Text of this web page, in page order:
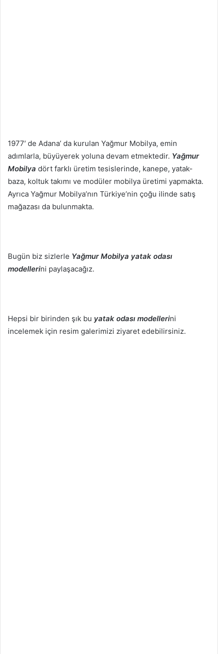
1977′ de Adana’ da kurulan Yağmur Mobilya, emin
adımlarla, büyüyerek yoluna devam etmektedir. Yağmur
Mobilya dört farklı üretim tesislerinde, kanepe, yatak-
baza, koltuk takımı ve modüler mobilya üretimi yapmakta.
Ayrıca Yağmur Mobilya’nın Türkiye’nin çoğu ilinde satış
mağazası da bulunmakta.
Bugün biz sizlerle Yağmur Mobilya yatak odası
modellerini paylaşacağız.
Hepsi bir birinden şık bu yatak odası modellerini
incelemek için resim galerimizi ziyaret edebilirsiniz.